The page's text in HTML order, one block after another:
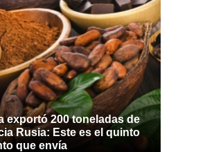
exportó 200 toneladas de
Rusia: Este es el quinto
que envía